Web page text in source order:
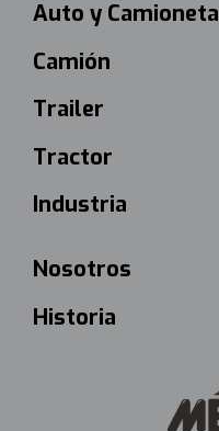
Auto y Camioneta
Camión
Trailer
Tractor
Industria
Nosotros
Historia